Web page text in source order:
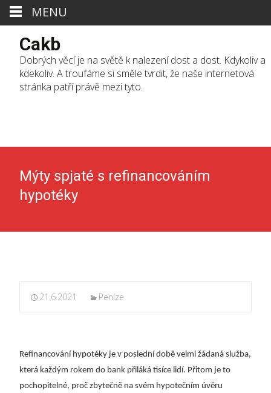
Cakb
Dobrých věcí je na světě k nalezení dost a dost. Kdykoliv a
kdekoliv. A troufáme si směle tvrdit, že naše internetová
stránka patří právě mezi tyto.
Mýty spjaté s refinancováním
hypotéky
21.6.2021 Peníze
Refinancování hypotéky je v poslední době velmi žádaná služba,
která každým rokem do bank přiláká tisíce lidí. Přitom je to
pochopitelné, proč zbytečně na svém hypotečním úvěru
MENU